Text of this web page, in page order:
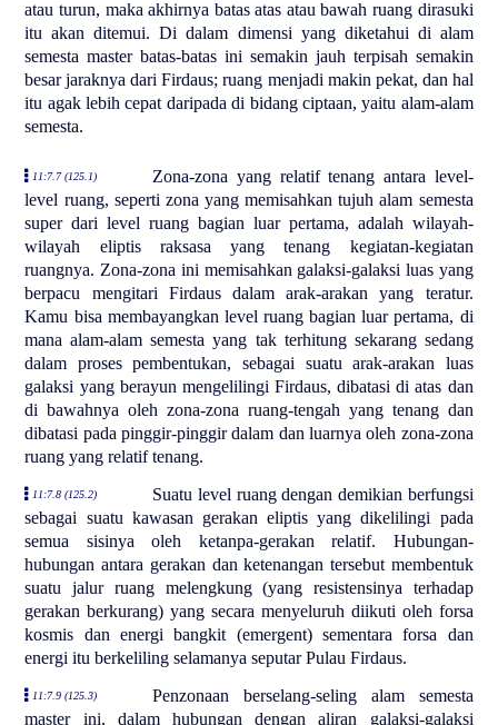
atau turun, maka akhirnya batas atas atau bawah ruang dirasuki
itu akan ditemui. Di dalam dimensi yang diketahui di alam
semesta master batas-batas ini semakin jauh terpisah semakin
besar jaraknya dari Firdaus; ruang menjadi makin pekat, dan hal
itu agak lebih cepat daripada di bidang ciptaan, yaitu alam-alam
semesta.
11:7.7 (125.1)
Zona-zona yang relatif tenang antara level-
level ruang, seperti zona yang memisahkan tujuh alam semesta
super dari level ruang bagian luar pertama, adalah wilayah-
wilayah eliptis raksasa yang tenang kegiatan-kegiatan
ruangnya. Zona-zona ini memisahkan galaksi-galaksi luas yang
berpacu mengitari Firdaus dalam arak-arakan yang teratur.
Kamu bisa membayangkan level ruang bagian luar pertama, di
mana alam-alam semesta yang tak terhitung sekarang sedang
dalam proses pembentukan, sebagai suatu arak-arakan luas
galaksi yang berayun mengelilingi Firdaus, dibatasi di atas dan
di bawahnya oleh zona-zona ruang-tengah yang tenang dan
dibatasi pada pinggir-pinggir dalam dan luarnya oleh zona-zona
ruang yang relatif tenang.
11:7.8 (125.2)
Suatu level ruang dengan demikian berfungsi
sebagai suatu kawasan gerakan eliptis yang dikelilingi pada
semua sisinya oleh ketanpa-gerakan relatif. Hubungan-
hubungan antara gerakan dan ketenangan tersebut membentuk
suatu jalur ruang melengkung (yang resistensinya terhadap
gerakan berkurang) yang secara menyeluruh diikuti oleh forsa
kosmis dan energi bangkit (emergent) sementara forsa dan
energi itu berkeliling selamanya seputar Pulau Firdaus.
11:7.9 (125.3)
Penzonaan berselang-seling alam semesta
master ini, dalam hubungan dengan aliran galaksi-galaksi